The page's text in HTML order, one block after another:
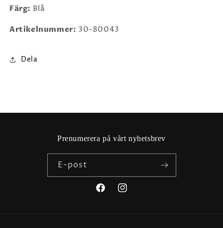
Färg: Blå
Artikelnummer: 30-80043
Dela
Prenumerera på vårt nyhetsbrev
E-post
FacebookInstagram